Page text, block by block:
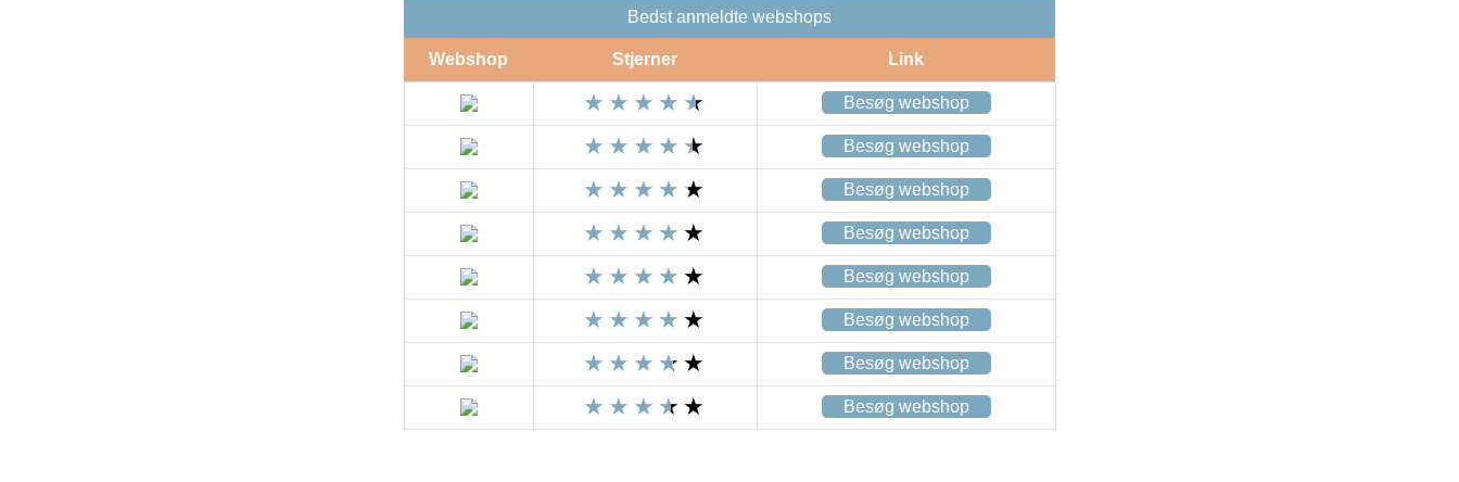
Bedst anmeldte webshops
Webshop Stjerner Link
Besøg webshop
Besøg webshop
Besøg webshop
Besøg webshop
Besøg webshop
Besøg webshop
Besøg webshop
Besøg webshop